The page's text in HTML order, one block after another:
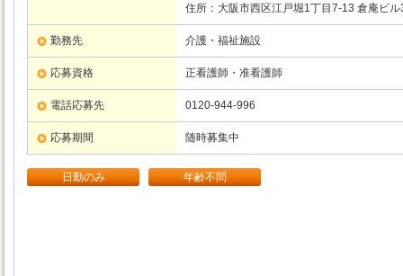
住所：大阪市西区江戸堀1丁目7-13 倉庵ビル
勤務先 介護・福祉施設
応募資格 正看護師・准看護師
電話応募先 0120-944-996
応募期間 随時募集中
日勤のみ 年齢不問